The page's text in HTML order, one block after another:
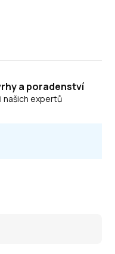
a poradenství
našich expertů